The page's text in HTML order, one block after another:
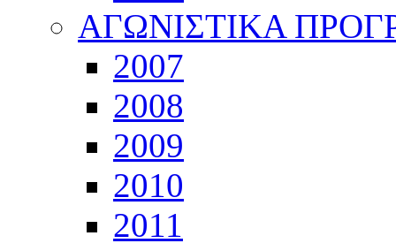
ΑΓΩΝΙΣΤΙΚΑ
2007
2008
2009
2010
2011